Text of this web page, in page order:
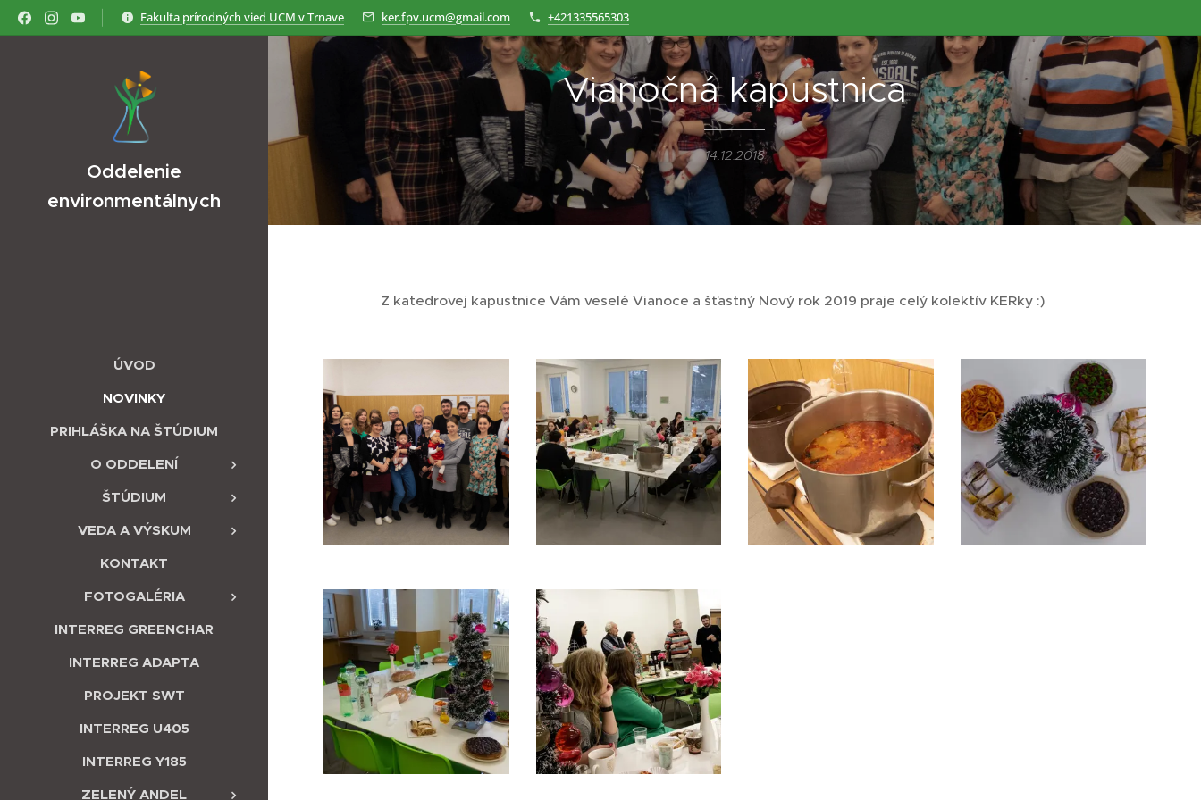
Fakulta prírodných vied UCM v Trnave ker.fpv.ucm@gmail.com +421335565303
Oddelenie
environmentálnych
ÚVOD
NOVINKY
PRIHLÁŠKA NA ŠTÚDIUM
O ODDELENÍ
ŠTÚDIUM
VEDA A VÝSKUM
KONTAKT
FOTOGALÉRIA
INTERREG GREENCHAR
INTERREG ADAPTA
PROJEKT SWT
INTERREG U405
INTERREG Y185
ZELENÝ ANDEL
Vianočná kapustnica
14.12.2018
Z katedrovej kapustnice Vám veselé Vianoce a šťastný Nový rok 2019 praje celý kolektív KERky :)